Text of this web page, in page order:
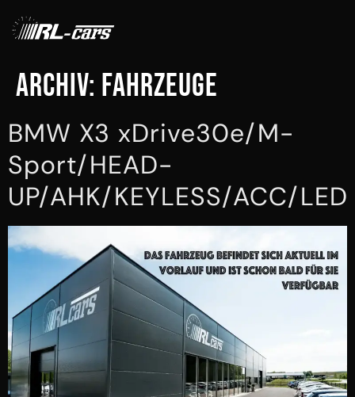
Archiv: Fahrzeuge
BMW X3 xDrive30e/M-
Sport/HEAD-
UP/AHK/KEYLESS/ACC/LED